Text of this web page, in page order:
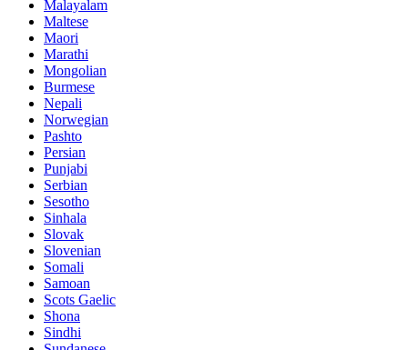
Malayalam
Maltese
Maori
Marathi
Mongolian
Burmese
Nepali
Norwegian
Pashto
Persian
Punjabi
Serbian
Sesotho
Sinhala
Slovak
Slovenian
Somali
Samoan
Scots Gaelic
Shona
Sindhi